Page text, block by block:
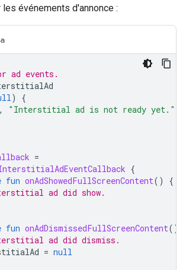
événements d'annonce :
ad events.
)
{
, "Interstitial ad is not ready yet."
=
{
fun onAdShowedFullScreenContent()
{
ad did show.
fun onAdDismissedFullScreenContent()
ad did dismiss.
= null